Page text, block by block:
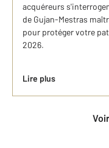
acquéreurs
de Gujan-Mestras
pour protéger votre
2026.
Lire plus